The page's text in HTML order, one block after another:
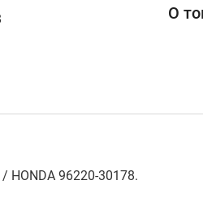
О
HONDA 96220-30178.